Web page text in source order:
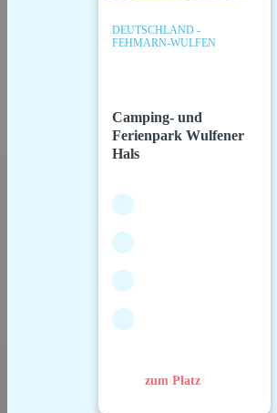
DEUTSCHLAND -
FEHMARN-WULFEN
Camping- und
Ferienpark Wulfener
Hals
zum Platz